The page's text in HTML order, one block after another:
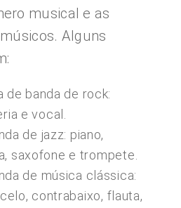
musical e as
Alguns
de banda de rock:
e vocal.
de jazz: piano,
saxofone e trompete.
de música clássica:
contrabaixo, flauta,